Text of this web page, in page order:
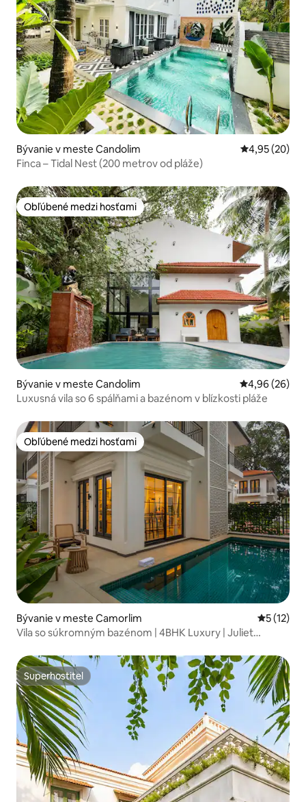
Bývanie v meste Candolim Priemerné
4,95 (20)
Finca – Tidal Nest (200 metrov od pláže)
Obľúbené medzi hosťami
Obľúbené medzi hosťami
Bývanie v meste Candolim Priemerné
4,96 (26)
Luxusná vila so 6 spálňami a bazénom v blízkosti pláže
Obľúbené medzi hosťami
Obľúbené medzi hosťami
Bývanie v meste Camorlim
5 (12)
Vila so súkromným bazénom | 4BHK Luxury | Juliet
Superhostiteľ
Superhostiteľ